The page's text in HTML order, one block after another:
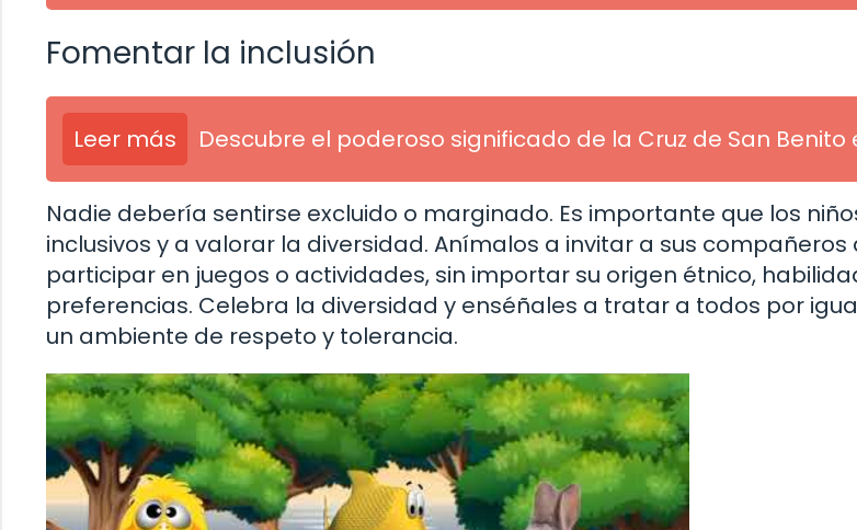
Fomentar la inclusión
Leer más Descubre el poderoso significado de la Cruz de San Benito
Nadie debería sentirse excluido o marginado. Es importante que los
inclusivos y a valorar la diversidad. Anímalos a invitar a sus compañeros
participar en juegos o actividades, sin importar su origen étnico,
preferencias. Celebra la diversidad y enséñales a tratar a todos por
un ambiente de respeto y tolerancia.